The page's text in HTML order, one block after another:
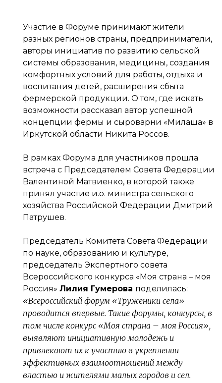
Участие в Форуме принимают жители
разных регионов страны, предприниматели,
авторы инициатив по развитию сельской
системы образования, медицины, создания
комфортных условий для работы, отдыха и
воспитания детей, расширения сбыта
фермерской продукции. О том, где искать
возможности рассказал автор успешной
концепции фермы и сыроварни «Милаша» в
Иркутской области Никита Россов.
В рамках Форума для участников прошла
встреча с Председателем Совета Федерации
Валентиной Матвиенко, в которой также
принял участие и.о. министра сельского
хозяйства Российской Федерации Дмитрий
Патрушев.
Председатель Комитета Совета Федерации
по науке, образованию и культуре,
председатель Экспертного совета
Всероссийского конкурса «Моя страна – моя
Россия» Лилия Гумерова поделилась:
«Всероссийский форум «Труженики села»
проводится впервые. Такие форумы, конкурсы, в
том числе конкурс «Моя страна – моя Россия»,
выявляют инициативную молодежь и
привлекают их к участию в укреплении
эффективных взаимоотношений между
властью и жителями малых городов и сел.